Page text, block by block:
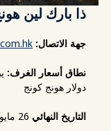
ذا بارك لين
جهة الاتصال:
نطاق أسعار الغرف:
دولار هونج كونج
التاريخ النهائي